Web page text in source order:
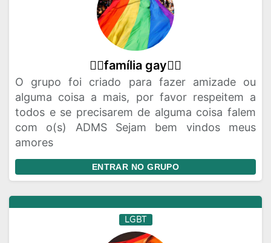
🏳‍🌈família gay🏳‍🌈
O grupo foi criado para fazer amizade ou
alguma coisa a mais, por favor respeitem a
todos e se precisarem de alguma coisa falem
com o(s) ADMS Sejam bem vindos meus
amores
ENTRAR NO GRUPO
LGBT